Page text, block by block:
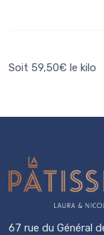
Soit 59,50€ le kilo
67 rue du Général